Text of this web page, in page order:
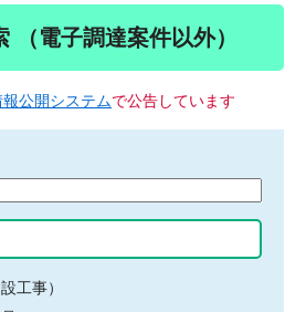
（電子調達案件以外）
報公開システムで公告しています
工事）